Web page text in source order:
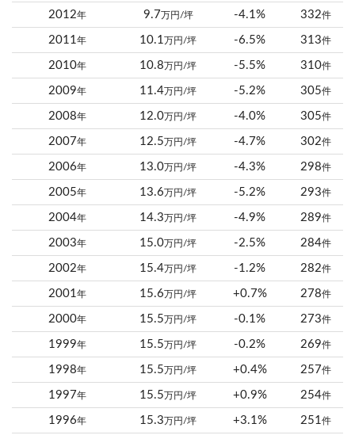
2012年 9.7万円/坪 -4.1% 332件
2011年 10.1万円/坪 -6.5% 313件
2010年 10.8万円/坪 -5.5% 310件
2009年 11.4万円/坪 -5.2% 305件
2008年 12.0万円/坪 -4.0% 305件
2007年 12.5万円/坪 -4.7% 302件
2006年 13.0万円/坪 -4.3% 298件
2005年 13.6万円/坪 -5.2% 293件
2004年 14.3万円/坪 -4.9% 289件
2003年 15.0万円/坪 -2.5% 284件
2002年 15.4万円/坪 -1.2% 282件
2001年 15.6万円/坪 +0.7% 278件
2000年 15.5万円/坪 -0.1% 273件
1999年 15.5万円/坪 -0.2% 269件
1998年 15.5万円/坪 +0.4% 257件
1997年 15.5万円/坪 +0.9% 254件
1996年 15.3万円/坪 +3.1% 251件